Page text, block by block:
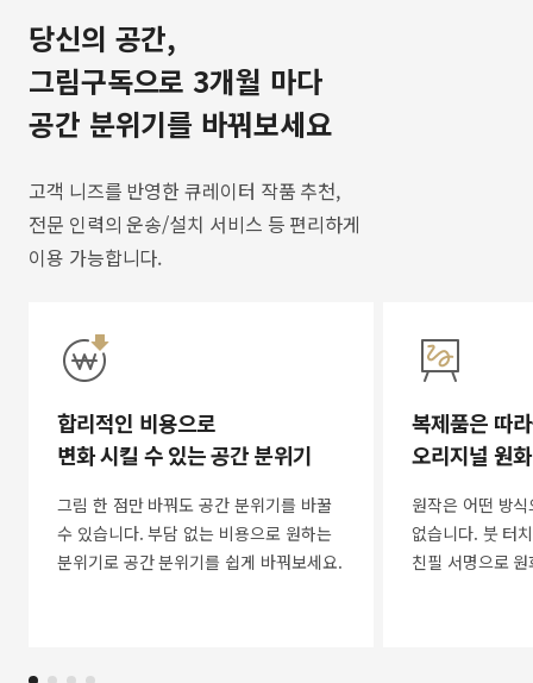
당신의 공간,
그림구독으로 3개월 마다
공간 분위기를 바꿔보세요
고객 니즈를 반영한 큐레이터 작품 추천,
전문 인력의 운송/설치 서비스 등 편리하게
이용 가능합니다.
합리적인 비용으로
변화 시킬 수 있는 공간 분위기
그림 한 점만 바꿔도 공간 분위기를 바꿀
수 있습니다. 부담 없는 비용으로 원하는
분위기로 공간 분위기를 쉽게 바꿔보세요.
복제품은 따
오리지널 원
원작은 어떤 방
없습니다. 붓 터
친필 서명으로